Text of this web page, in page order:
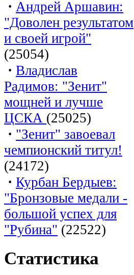
· Андрей Аршавин:
"Доволен результатом
и своей игрой"
(25054)
· Владислав
Радимов: "Зенит"
мощней и лучше
ЦСКА (25025)
· "Зенит" завоевал
чемпионский титул!
(24172)
· Курбан Бердыев:
"Бронзовые медали -
большой успех для
"Рубина" (22522)
Статистика